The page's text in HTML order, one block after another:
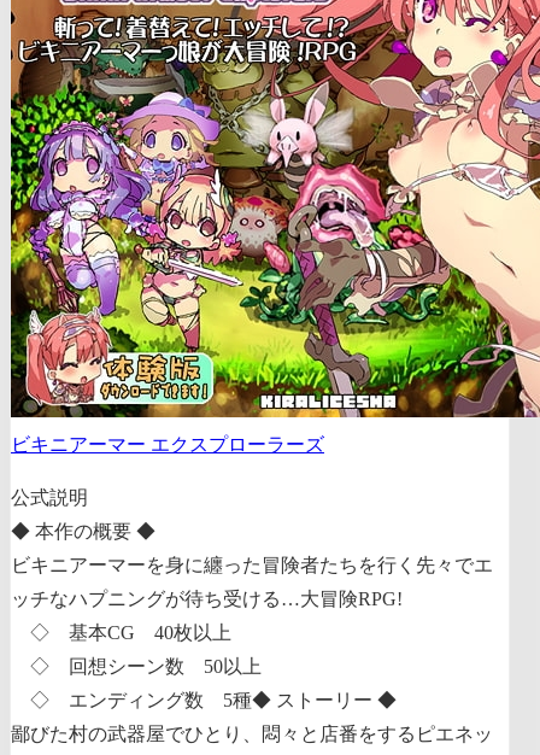
ビキニアーマー エクスプローラーズ
公式説明
◆ 本作の概要 ◆
ビキニアーマーを身に纏った冒険者たちを行く先々でエ
ッチなハプニングが待ち受ける…大冒険RPG!
◇ 基本CG 40枚以上
◇ 回想シーン数 50以上
◇ エンディング数 5種◆ ストーリー ◆
鄙びた村の武器屋でひとり、悶々と店番をするピエネッ